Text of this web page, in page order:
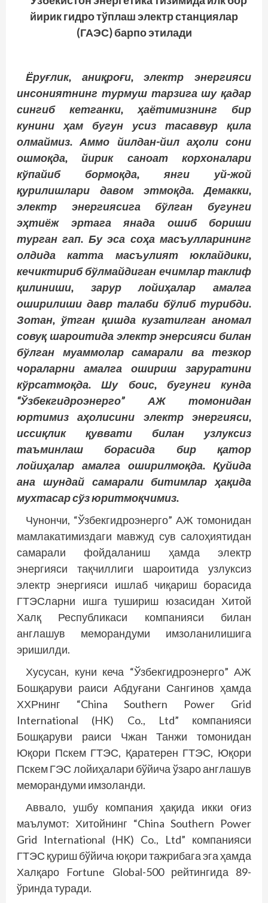
йирик гидро тўплаш электр станциялар
(ГАЭС) барпо этилади
Ёруғлик, аниқроғи, электр энергияси
инсониятнинг турмуш тарзига шу қадар
сингиб кетганки, ҳаётимизнинг бир
кунини ҳам бугун усиз тасаввур қила
олмаймиз. Аммо йилдан-йил аҳоли сони
ошмоқда, йирик саноат корхоналари
кўпайиб бормоқда, янги уй-жой
қурилишлари давом этмоқда. Демакки,
электр энергиясига бўлган бугунги
эҳтиёж эртага янада ошиб бориши
турган гап. Бу эса соҳа масъулларининг
олдида катта масъулият юклайдики,
кечиктириб бўлмайдиган ечимлар таклиф
қилиниши, зарур лойиҳалар амалга
оширилиши давр талаби бўлиб турибди.
Зотан, ўтган қишда кузатилган аномал
совуқ шароитида электр энерсияси билан
бўлган муаммолар самарали ва тезкор
чораларни амалга ошириш заруратини
кўрсатмоқда. Шу боис, бугунги кунда
“Ўзбекгидроэнерго” АЖ томонидан
юртимиз аҳолисини электр энергияси,
иссиқлик қуввати билан узлуксиз
таъминлаш борасида бир қатор
лойиҳалар амалга оширилмоқда. Қуйида
ана шундай самарали битимлар ҳақида
мухтасар сўз юритмоқчимиз.
Чунончи, “Ўзбекгидроэнерго” АЖ томонидан
мамлакатимиздаги мавжуд сув салоҳиятидан
самарали фойдаланиш ҳамда электр
энергияси тақчиллиги шароитида узлуксиз
электр энергияси ишлаб чиқариш борасида
ГТЭСларни ишга тушириш юзасидан Хитой
Халқ Республикаси компанияси билан
англашув меморандуми имзоланилишига
эришилди.
Хусусан, куни кеча “Ўзбекгид­роэнерго” АЖ
Бошқаруви раиси Абдуғани Сангинов ҳамда
ХХРнинг “China Southern Power Grid
International (HK) Co., Ltd” компанияси
Бошқаруви раиси Чжан Танжи томонидан
Юқори Пскем ГТЭС, Қаратерен ГТЭС, Юқори
Пскем ГЭС лойиҳалари бўйича ўзаро англашув
меморандуми имзоланди.
Аввало, ушбу компания ҳақида икки оғиз
маълумот: Хитойнинг “China Southern Power
Grid International (HK) Co., Ltd” компанияси
ГТЭС қуриш бўйича юқори тажрибага эга ҳамда
Халқаро Fortune Global-500 рейтингида 89-
ўринда туради.